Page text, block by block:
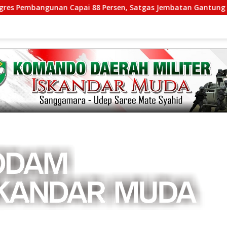
Capai 88 Persen, Satgas Jembatan Gantung Kodim